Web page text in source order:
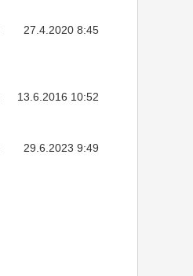
27.4.2020 8:45
13.6.2016 10:52
29.6.2023 9:49